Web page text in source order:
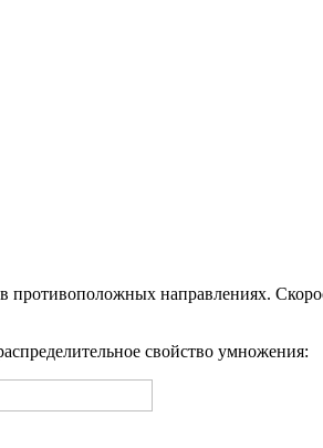
противоположных направлениях.
свойство умножения: